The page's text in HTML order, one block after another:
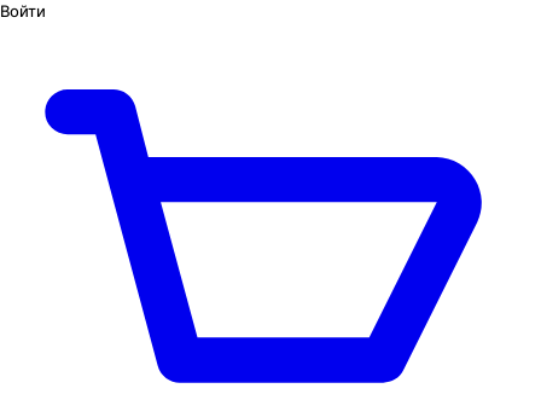
Войти